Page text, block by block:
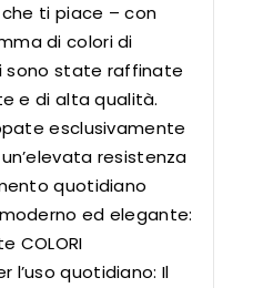
ti piace – con
di colori di
sono state raffinate
e di alta qualità.
esclusivamente
resistenza
quotidiano
ed elegante:
COLORI
quotidiano: Il